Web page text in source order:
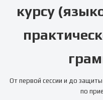
курсу
От первой сессии и до
по